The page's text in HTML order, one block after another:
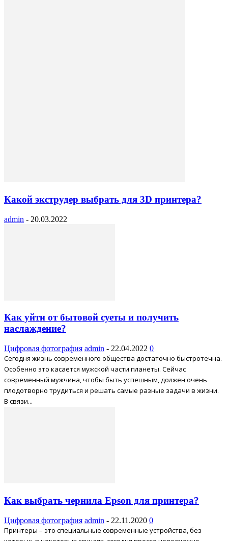
Какой экструдер выбрать для 3D принтера?
admin - 20.03.2022
Как уйти от бытовой суеты и получить
наслаждение?
Цифровая фотография admin - 22.04.2022 0
Сегодня жизнь современного общества достаточно быстротечна.
Особенно это касается мужской части планеты. Сейчас
современный мужчина, чтобы быть успешным, должен очень
плодотворно трудиться и решать самые разные задачи в жизни.
В связи...
Как выбрать чернила Epson для принтера?
Цифровая фотография admin - 22.11.2020 0
Принтеры – это специальные современные устройства, без